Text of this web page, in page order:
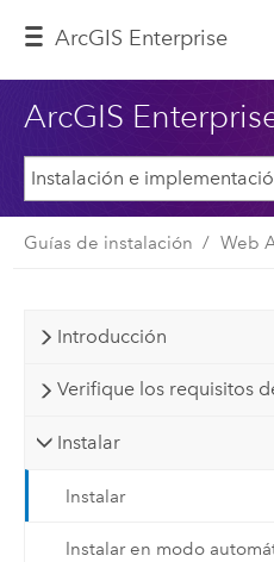
ArcGIS Enterprise
ArcGIS
Guías de instalación Web
Introducción
Verifique los requisitos
Instalar
Instalar
Instalar en modo